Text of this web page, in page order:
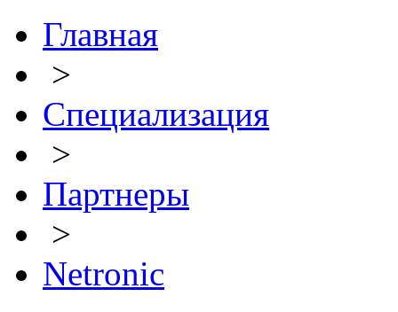
Главная
>
Специализация
>
Партнеры
>
Netronic